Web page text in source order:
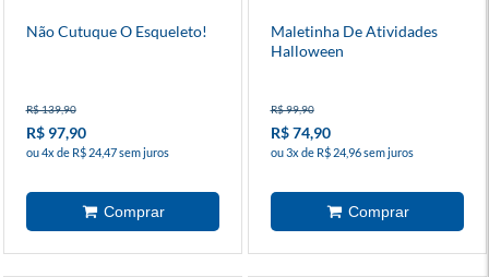
Não Cutuque O Esqueleto!
R$ 139,90
R$ 97,90
ou 4x de R$ 24,47 sem juros
Maletinha De Atividades
Halloween
R$ 99,90
R$ 74,90
ou 3x de R$ 24,96 sem juros